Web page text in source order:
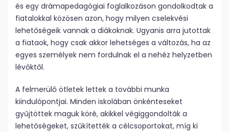
és egy drámapedagógiai foglalkozáson gondolkodtak a
fiatalokkal közösen azon, hogy milyen cselekvési
lehetőségeik vannak a diákoknak. Ugyanis arra jutottak
a fiataok, hogy csak akkor lehetséges a változás, ha az
egyes személyek nem fordulnak el a nehéz helyzetben
lévőktől.
A felmerülő ötletek lettek a további munka
kiindulópontjai. Minden iskolában önkénteseket
gyűjtöttek maguk köré, akikkel végiggondolták a
lehetőségeket, szűkítették a célcsoportokat, míg ki